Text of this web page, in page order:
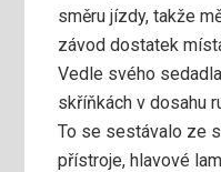
směru jízdy, takže
závod dostatek
Vedle svého
skříňkách v dosahu
To se sestávalo ze
přístroje, hlavové